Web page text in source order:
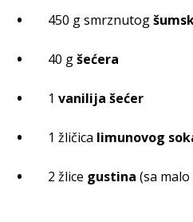
450 g smrznutog
40 gšećera
1 vanilija šećer
1 žličica limunovog
2 žlice gustina (sa